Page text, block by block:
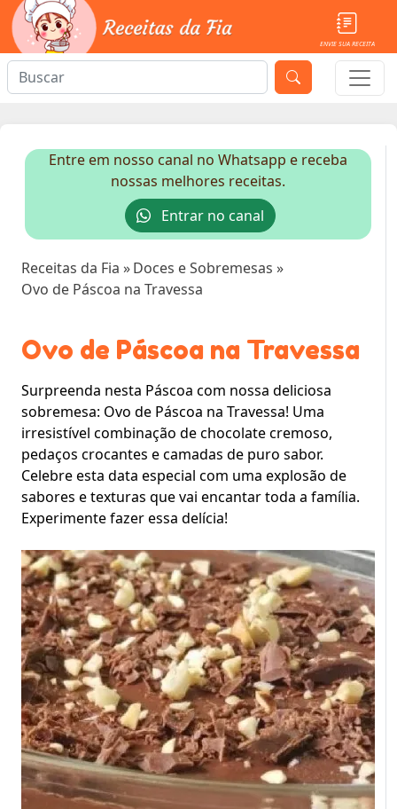
ENVIE SUA RECEITA
Entre em nosso canal no Whatsapp e receba
nossas melhores receitas.
Entrar no canal
Receitas da Fia »Doces e Sobremesas »
Ovo de Páscoa na Travessa
Ovo de Páscoa na Travessa
Surpreenda nesta Páscoa com nossa deliciosa
sobremesa: Ovo de Páscoa na Travessa! Uma
irresistível combinação de chocolate cremoso,
pedaços crocantes e camadas de puro sabor.
Celebre esta data especial com uma explosão de
sabores e texturas que vai encantar toda a família.
Experimente fazer essa delícia!